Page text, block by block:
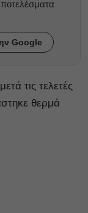
Google
τις τελετές
θερμά